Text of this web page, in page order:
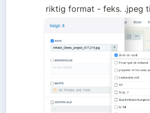
riktig format - feks. .jpeg